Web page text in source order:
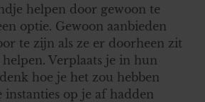
helpen door gewoon te
optie. Gewoon aanbieden
te zijn als ze er doorheen zit
Verplaats je in hun
hoe je het zou hebben
instanties op je af hadden